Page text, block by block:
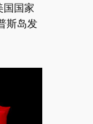
国家
斯岛发